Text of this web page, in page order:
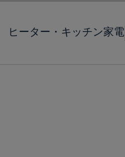
ヒーター・キッチン家電